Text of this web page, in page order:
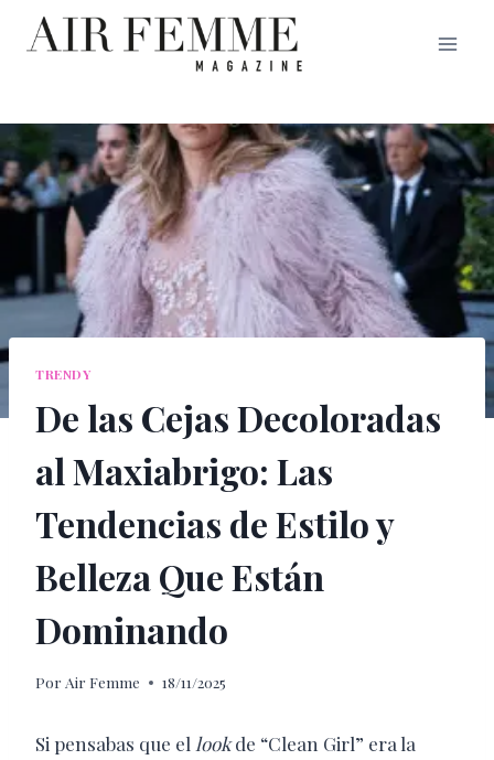
Saltar
TRENDY
De las Cejas Decoloradas
al Maxiabrigo: Las
Tendencias de Estilo y
Belleza Que Están
Dominando
Por Air Femme 18/11/2025
Si pensabas que el lookde “Clean Girl” era la